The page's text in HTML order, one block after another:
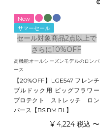
New
サマーセール
セール対象商品2点以上で
さらに10%OFF
高機能オールシーズンモデルのロンパ
ース
【20%OFF】LGE547 フレンチ
ブルドック用 ビッグフラワー
プロテクト ストレッチ ロン
パース【BS BM BL】
¥ 4,224 税込 〜